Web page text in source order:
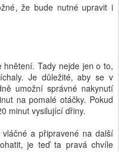
že bude nutné upravit i
hnětení. Tady nejde jen o to,
Je důležité, aby se v
umožní správné nakynutí
na pomalé otáčky. Pokud
minut vysilující dřiny.
a připravené na další
je teď ta pravá chvíle